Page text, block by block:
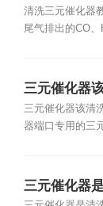
清洗三元催化器
尾气排出的CO、
三元催化器
三元催化器该清
器端口专用的三
三元催化器